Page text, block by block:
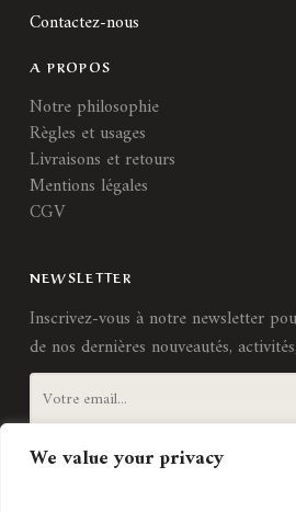
We value your privacy
Contactez-nous
A PROPOS
Notre philosophie
Règles et usages
Livraisons et retours
Mentions légales
CGV
NEWSLETTER
Inscrivez-vous à notre newsletter
de nos dernières nouveautés,
J'accepte lestermes et conditions